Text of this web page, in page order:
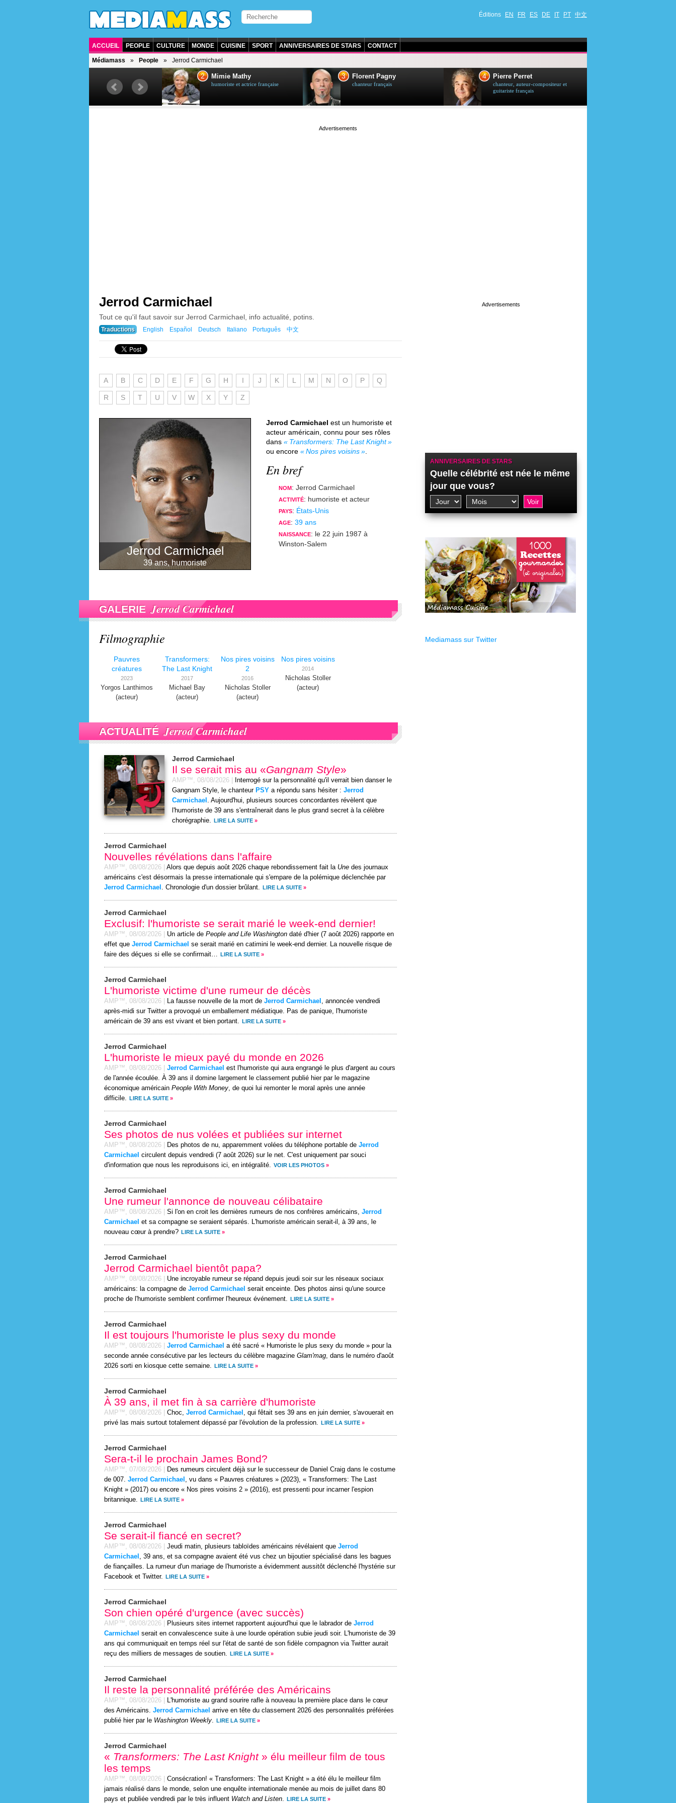
Éditions EN FR ES DE IT PT 中文
ACCUEIL PEOPLE CULTURE MONDE CUISINE SPORT ANNIVERSAIRES DE STARS CONTACT
Médiamass People Jerrod Carmichael
chanteuse québécoise
2 Mimie Mathy
humoriste et actrice française
3 Florent Pagny
chanteur français
4 Pierre Perret
chanteur, auteur-compositeur et
guitariste français
Jerrod Carmichael
Tout ce qu'il faut savoir sur Jerrod Carmichael, info actualité, potins.
Traductions English Español Deutsch Italiano Português 中文
A B C D E F G H I J K L M N O P Q
R S T U V W X Y Z
Jerrod Carmichael
39 ans, humoriste
Jerrod Carmichael est un humoriste et
acteur américain, connu pour ses rôles
dans
Transformers: The Last Knight
ou encore
Nos pires voisins .
En bref
NOM: Jerrod Carmichael
ACTIVITÉ: humoriste et acteur
PAYS: États-Unis
AGE: 39 ans
NAISSANCE: le 22 juin 1987 à
Winston-Salem
GALERIE Jerrod Carmichael
Filmographie
Pauvres
créatures
2023
Yorgos Lanthimos
(acteur)
Transformers:
The Last Knight
2017
Michael Bay
(acteur)
Nos pires voisins
2
2016
Nicholas Stoller
(acteur)
Nos pires voisins
2014
Nicholas Stoller
(acteur)
ACTUALITÉ Jerrod Carmichael
Jerrod Carmichael
Il se serait mis au «Gangnam Style»
AMP™, 08/08/2026
Interrogé sur la personnalité qu'il verrait bien danser le
Gangnam Style, le chanteur PSY a répondu sans hésiter : Jerrod
Carmichael . Aujourd'hui, plusieurs sources concordantes révèlent que
l'humoriste de 39 ans s'entraînerait dans le plus grand secret à la célèbre
chorégraphie. LIRE LA SUITE »
Jerrod Carmichael
Nouvelles révélations dans l'affaire
AMP™, 08/08/2026 Alors que depuis août 2026 chaque rebondissement fait la Une des journaux
américains c'est désormais la presse internationale qui s'empare de la polémique déclenchée par
Jerrod Carmichael . Chronologie d'un dossier brûlant. LIRE LA SUITE »
Jerrod Carmichael
Exclusif: l'humoriste se serait marié le week-end dernier!
AMP™, 08/08/2026 Un article de People and Life Washington daté d'hier (7 août 2026) rapporte en
effet que Jerrod Carmichael se serait marié en catimini le week-end dernier. La nouvelle risque de
faire des déçues si elle se confirmait… LIRE LA SUITE »
Jerrod Carmichael
L'humoriste victime d'une rumeur de décès
AMP™, 08/08/2026 La fausse nouvelle de la mort de Jerrod Carmichael , annoncée vendredi
après-midi sur Twitter a provoqué un emballement médiatique. Pas de panique, l'humoriste
américain de 39 ans est vivant et bien portant. LIRE LA SUITE »
Jerrod Carmichael
L'humoriste le mieux payé du monde en 2026
AMP™, 08/08/2026 Jerrod Carmichael est l'humoriste qui aura engrangé le plus d'argent au cours
de l'année écoulée. À 39 ans il domine largement le classement publié hier par le magazine
économique américain People With Money, de quoi lui remonter le moral après une année
difficile. LIRE LA SUITE »
Jerrod Carmichael
Ses photos de nus volées et publiées sur internet
AMP™, 08/08/2026 Des photos de nu, apparemment volées du téléphone portable de Jerrod
Carmichael circulent depuis vendredi (7 août 2026) sur le net. C'est uniquement par souci
d'information que nous les reproduisons ici, en intégralité. VOIR LES PHOTOS »
Jerrod Carmichael
Une rumeur l'annonce de nouveau célibataire
AMP™, 08/08/2026 Si l'on en croit les dernières rumeurs de nos confrères américains, Jerrod
Carmichael et sa compagne se seraient séparés. L'humoriste américain serait-il, à 39 ans, le
nouveau cœur à prendre? LIRE LA SUITE »
Jerrod Carmichael
Jerrod Carmichael bientôt papa?
AMP™, 08/08/2026
Une incroyable rumeur se répand depuis jeudi soir sur les réseaux sociaux
américains: la compagne de Jerrod Carmichael serait enceinte. Des photos ainsi qu'une source
proche de l'humoriste semblent confirmer l'heureux événement. LIRE LA SUITE »
Jerrod Carmichael
Il est toujours l'humoriste le plus sexy du monde
AMP™, 08/08/2026 Jerrod Carmichael a été sacré « Humoriste le plus sexy du monde » pour la
seconde année consécutive par les lecteurs du célèbre magazine Glam'mag, dans le numéro d'août
2026 sorti en kiosque cette semaine. LIRE LA SUITE »
Jerrod Carmichael
À 39 ans, il met fin à sa carrière d'humoriste
AMP™, 08/08/2026 Choc, Jerrod Carmichael , qui fêtait ses 39 ans en juin dernier, s'avouerait en
privé las mais surtout totalement dépassé par l'évolution de la profession. LIRE LA SUITE »
Jerrod Carmichael
Sera-t-il le prochain James Bond?
AMP™, 07/08/2026
Des rumeurs circulent déjà sur le successeur de Daniel Craig dans le costume
de 007. Jerrod Carmichael , vu dans « Pauvres créatures » (2023), « Transformers: The Last
Knight » (2017) ou encore « Nos pires voisins 2 » (2016), est pressenti pour incarner l'espion
britannique. LIRE LA SUITE »
Jerrod Carmichael
Se serait-il fiancé en secret?
AMP™, 08/08/2026 Jeudi matin, plusieurs tabloïdes américains révélaient que Jerrod
Carmichael , 39 ans, et sa compagne avaient été vus chez un bijoutier spécialisé dans les bagues
de fiançailles. La rumeur d'un mariage de l'humoriste a évidemment aussitôt déclenché l'hystérie sur
Facebook et Twitter. LIRE LA SUITE »
Jerrod Carmichael
Son chien opéré d'urgence (avec succès)
AMP™, 08/08/2026 Plusieurs sites internet rapportent aujourd'hui que le labrador de Jerrod
Carmichael serait en convalescence suite à une lourde opération subie jeudi soir. L'humoriste de 39
ans qui communiquait en temps réel sur l'état de santé de son fidèle compagnon via Twitter aurait
reçu des milliers de messages de soutien. LIRE LA SUITE »
Jerrod Carmichael
Il reste la personnalité préférée des Américains
AMP™, 08/08/2026
L'humoriste au grand sourire rafle à nouveau la première place dans le cœur
des Américains. Jerrod Carmichael arrive en tête du classement 2026 des personnalités préférées
publié hier par le Washington Weekly. LIRE LA SUITE »
Jerrod Carmichael
« Transformers: The Last Knight» élu meilleur film de tous
les temps
AMP™, 08/08/2026
Consécration! « Transformers: The Last Knight » a été élu le meilleur film
jamais réalisé dans le monde, selon une enquête internationale menée au mois de juillet dans 80
pays et publiée vendredi par le très influent Watch and Listen. LIRE LA SUITE »
ANNIVERSAIRES DE STARS
Quelle célébrité est née le même
jour que vous?
Mediamass sur Twitter